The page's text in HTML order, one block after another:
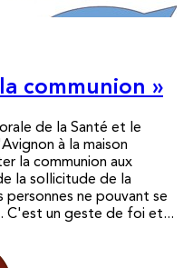
communion »
de la Santé et le
à la maison
la communion aux
la sollicitude de la
personnes ne pouvant se
C'est un geste de foi et...